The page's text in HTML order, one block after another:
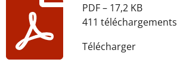
PDF – 17,2 KB
411 téléchargements
Télécharger